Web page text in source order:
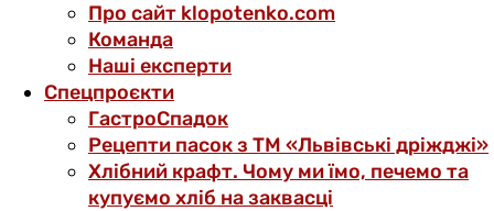
Про сайт klopotenko.com
Команда
Наші експерти
Спецпроєкти
ГастроСпадок
Рецепти пасок з ТМ «Львівські дріжджі»
Хлібний крафт. Чому ми їмо, печемо та
купуємо хліб на заквасці